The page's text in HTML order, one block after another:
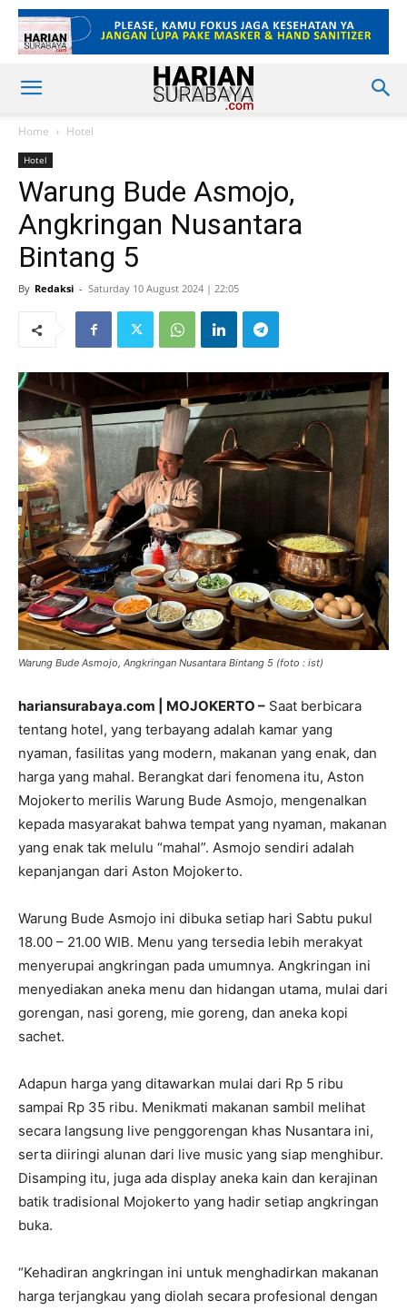
Home Hotel
Hotel
Warung Bude Asmojo,
Angkringan Nusantara
Bintang 5
By Redaksi - Saturday 10 August 2024 | 22:05
Warung Bude Asmojo, Angkringan Nusantara Bintang 5 (foto : ist)
hariansurabaya.com | MOJOKERTO – Saat berbicara
tentang hotel, yang terbayang adalah kamar yang
nyaman, fasilitas yang modern, makanan yang enak, dan
harga yang mahal. Berangkat dari fenomena itu, Aston
Mojokerto merilis Warung Bude Asmojo, mengenalkan
kepada masyarakat bahwa tempat yang nyaman, makanan
yang enak tak melulu “mahal”. Asmojo sendiri adalah
kepanjangan dari Aston Mojokerto.
Warung Bude Asmojo ini dibuka setiap hari Sabtu pukul
18.00 – 21.00 WIB. Menu yang tersedia lebih merakyat
menyerupai angkringan pada umumnya. Angkringan ini
menyediakan aneka menu dan hidangan utama, mulai dari
gorengan, nasi goreng, mie goreng, dan aneka kopi
sachet.
Adapun harga yang ditawarkan mulai dari Rp 5 ribu
sampai Rp 35 ribu. Menikmati makanan sambil melihat
secara langsung live penggorengan khas Nusantara ini,
serta diiringi alunan dari live music yang siap menghibur.
Disamping itu, juga ada display aneka kain dan kerajinan
batik tradisional Mojokerto yang hadir setiap angkringan
buka.
“Kehadiran angkringan ini untuk menghadirkan makanan
harga terjangkau yang diolah secara profesional dengan